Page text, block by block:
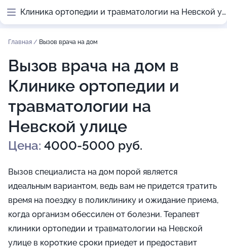
Клиника ортопедии и травматологии на Невской улице
Главная / Вызов врача на дом
Вызов врача на дом в
Клинике ортопедии и
травматологии на
Невской улице
Цена: 4000-5000 руб.
Вызов специалиста на дом порой является
идеальным вариантом, ведь вам не придется тратить
время на поездку в поликлинику и ожидание приема,
когда организм обессилен от болезни. Терапевт
клиники ортопедии и травматологии на Невской
улице в короткие сроки приедет и предоставит